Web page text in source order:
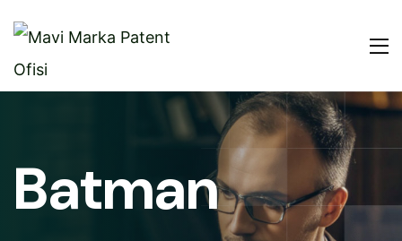
Batman